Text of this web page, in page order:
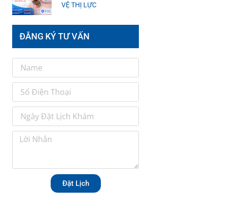
VỆ THỊ LỰC
ĐĂNG KÝ TƯ VẤN
Đặt Lịch